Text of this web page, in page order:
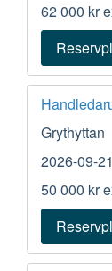
62 000 kr
Grythyttan
2026-09-
50 000 kr